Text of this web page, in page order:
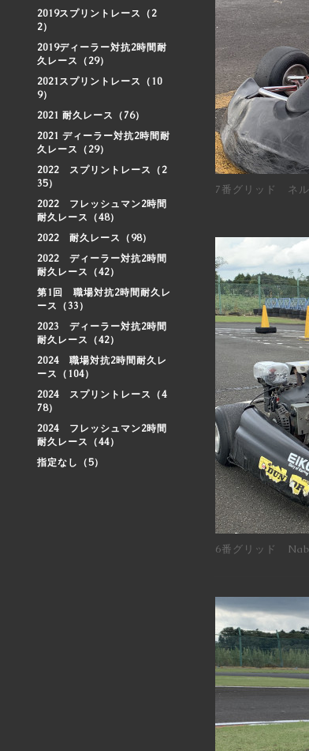
2019スプリントレース（2
2）
2019ディーラー対抗2時間耐
久レース（29）
2021スプリントレース（10
9）
2021 耐久レース（76）
2021 ディーラー対抗2時間耐
久レース（29）
2022 スプリントレース（2
35）
2022 フレッシュマン2時間
耐久レース（48）
2022 耐久レース（98）
2022 ディーラー対抗2時間
耐久レース（42）
第1回 職場対抗2時間耐久レ
ース（33）
2023 ディーラー対抗2時間
耐久レース（42）
2024 職場対抗2時間耐久レ
ース（104）
2024 スプリントレース（4
78）
2024 フレッシュマン2時間
耐久レース（44）
指定なし（5）
7番グリッド ネ
6番グリッド